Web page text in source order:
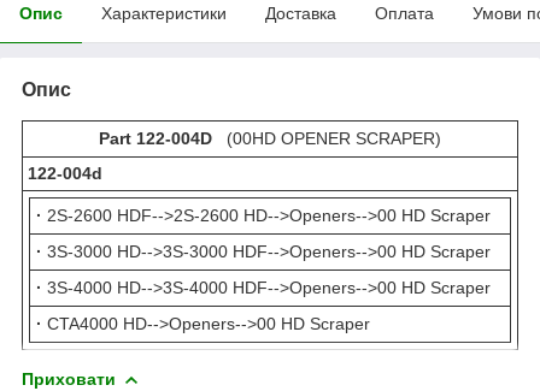
Опис Характеристики Доставка Оплата Умови
Опис
Part 122-004D (00HD OPENER SCRAPER)
122-004d
· 2S-2600 HDF-->2S-2600 HD-->Openers-->00 HD Scraper
· 3S-3000 HD-->3S-3000 HDF-->Openers-->00 HD Scraper
· 3S-4000 HD-->3S-4000 HDF-->Openers-->00 HD Scraper
· CTA4000 HD-->Openers-->00 HD Scraper
Приховати